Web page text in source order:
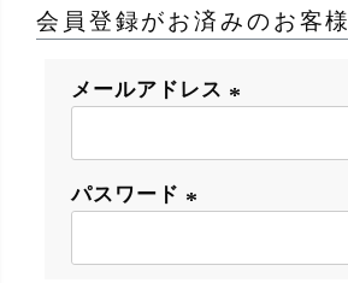
会員登録がお済みのお客様
メールアドレス
必
パスワード
必